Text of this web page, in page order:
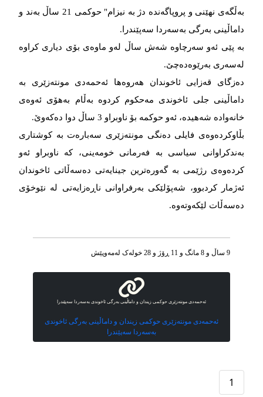
بەڵگەی نهێنی و پروپاگەندە دژ بە نیزام" حوکمی 21 ساڵ بەند و
داماڵینی بەرگی بەسەردا سەپێندرا.
بە پێی ئەو سەرچاوە شەش ساڵ لەو ماوەی بۆی دیاری کراوە
لەسەری بەرێوەدەچێ.
دەزگای قەزایی ئاخوندان هەروەها ئەحمەدی مونتەزێری بە
داماڵینی جلی ئاخوندی مەحکوم کردوە بەڵام بەهۆی ئەوەی
خانەوادە شەهیدە، ئەو حوکمە بۆ ناوبراو 3 ساڵ دوا دەکەوێ.
بڵاوکردەوەی فایلی دەنگی مونتەزێری سەبارەت بە کوشتاری
بەندکراوانی سیاسی بە فەرمانی خومەینی، کە ناوبراو ئەو
کردەوەی رژێمی بە گەورەترین جینایەتی دەسەڵاتی ئاخوندان
ئەژمار کردبوو، شەپۆلێکی بەرفراوانی ناڕەزایەتی لە نێوخۆی
دەسەڵات لێکەوتەوە.
9 ساڵ و 8 مانگ و 11 ڕۆژ و 28 خوله‌ک له‌مه‌وپێش‌
ئەحمەدی مونتەزێری حوکمی زیندان و داماڵینی بەرگی ئاخوندی بەسەردا سەپێندرا
ئەحمەدی مونتەزێری حوکمی زیندان و داماڵینی بەرگی ئاخوندی
بەسەردا سەپێندرا
1